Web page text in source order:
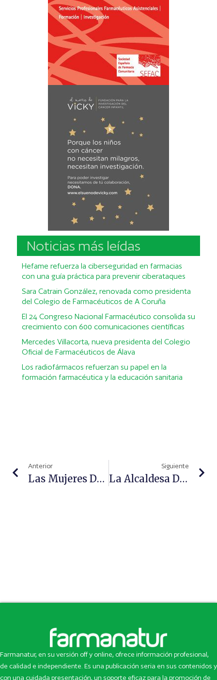
Noticias más leídas
Hefame refuerza la ciberseguridad en farmacias
con una guía práctica para prevenir ciberataques
Sara Catrain González, renovada como presidenta
del Colegio de Farmacéuticos de A Coruña
El 24 Congreso Nacional Farmacéutico consolida su
crecimiento con 600 comunicaciones científicas
Mercedes Villacorta, nueva presidenta del Colegio
Oficial de Farmacéuticos de Álava
Los radiofármacos refuerzan su papel en la
formación farmacéutica y la educación sanitaria
Anterior
Las Mujeres Deben Plantearse Su Maternidad Al Llegar A Los 33 Años
Siguiente
La Alcaldesa De Gavà, Raquel Sánchez, Visita Las Intalaciones De Fedefarma
Farmanatur, en su versión off y online, ofrece información profesional,
de calidad e independiente. Es una publicación seria en sus contenidos y
con una cuidada presentación, un soporte eficaz para la promoción de